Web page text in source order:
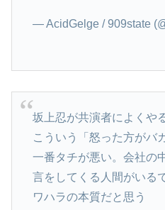
— AcidGelge / 909state
坂上忍が共演者によくや
こういう「怒った方がバ
一番タチが悪い。会社の
言をしてくる人間がいる
ワハラの本質だと思う